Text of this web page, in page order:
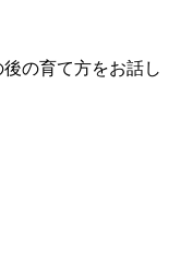
の育て方をお話し